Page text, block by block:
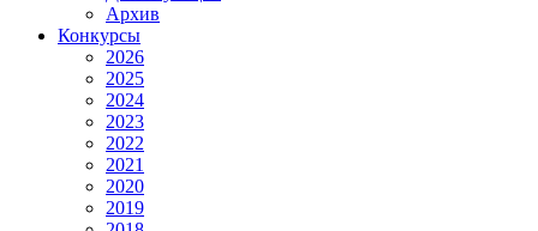
Архив
Конкурсы
2026
2025
2024
2023
2022
2021
2020
2019